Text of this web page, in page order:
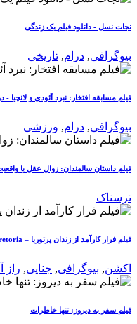
نجات نسل - دانلود فیلم یک زندگی
بیوگرافی, درام, تاریخی
فیلم مسابقه افتخار: نبرد آئودی و لانچیا -
بیوگرافی, درام, ورزشی
فیلم داستان سالمندان: زوال عقل یا
ترسناک
فیلم فرار کارآمد از زندان پرتوریا – Escape from Pretoria
اکشن, بیوگرافی, جنایی, راز
فیلم سفر به دیروز: تنها خاطرات